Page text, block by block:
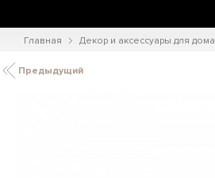
Главная Декор и аксессуары для дома
Предыдущий